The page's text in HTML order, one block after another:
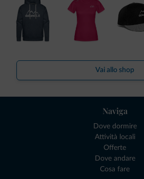
Vai allo shop
Naviga
Dove dormire
Attività locali
Offerte
Dove andare
Cosa fare